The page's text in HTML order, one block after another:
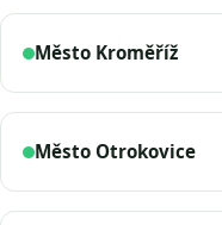
Město Kroměříž
Město Otrokovice